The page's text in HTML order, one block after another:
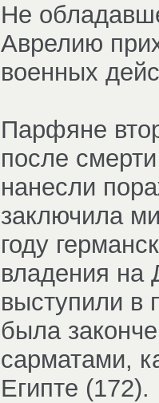
Не
Аврелию
военных
Парфяне
после
нанесли
заключила
году
владения на
выступили в
была
сарматами,
Египте (172).